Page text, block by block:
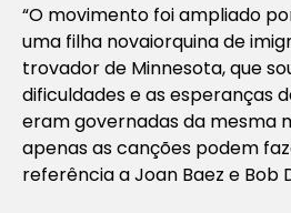
“O movimento foi ampliado
uma filha novaiorquina de
trovador de Minnesota, que
dificuldades e as esperanças
eram governadas da mesma
apenas as canções podem
referência a Joan Baez e Bob